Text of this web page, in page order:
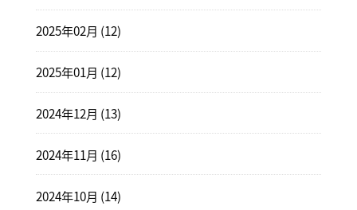
2025年02月 (12)
2025年01月 (12)
2024年12月 (13)
2024年11月 (16)
2024年10月 (14)